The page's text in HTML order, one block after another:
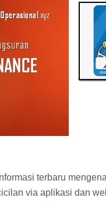
terbaru
via aplikasi dan